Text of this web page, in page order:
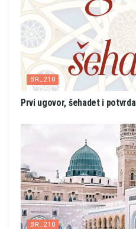
BR_210
Prvi ugovor, šehadet i potvrda
BR_210